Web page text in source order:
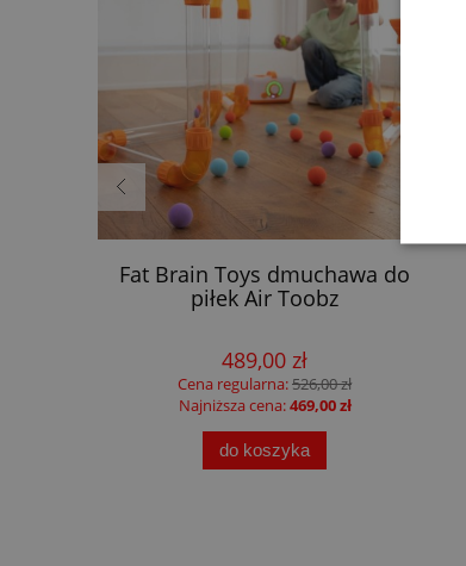
Fat Brain Toys dmuchawa do
piłek Air Toobz
489,00 zł
Cena regularna:526,00 zł
Najniższa cena:469,00 zł
do koszyka